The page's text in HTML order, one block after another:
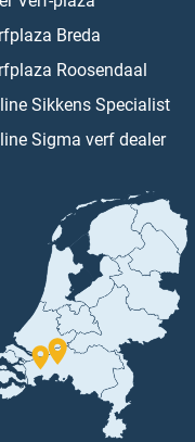
Breda
Roosendaal
Sikkens Specialist
Sigma verf dealer